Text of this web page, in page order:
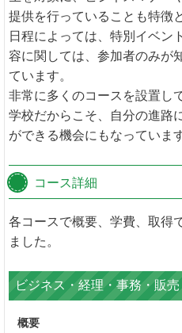
提供を行っていることも特徴
日程によっては、特別イベン
容に関しては、参加者のみが
ています。
非常に多くのコースを設置し
学校だからこそ、自分の進路
ができる機会にもなっています
コース詳細
各コースで概要、学費、取得
ました。
ビジネス・経理・事務・販
概要